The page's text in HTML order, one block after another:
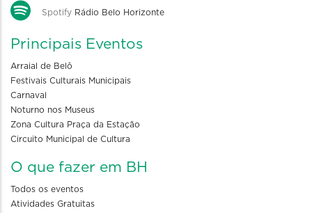
Spotify Rádio Belo Horizonte
Principais Eventos
Arraial de Belô
Festivais Culturais Municipais
Carnaval
Noturno nos Museus
Zona Cultura Praça da Estação
Circuito Municipal de Cultura
O que fazer em BH
Todos os eventos
Atividades Gratuitas